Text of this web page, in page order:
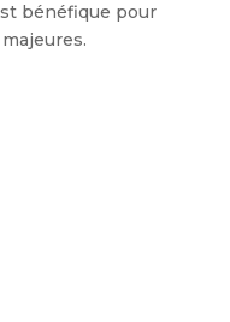
bénéfique pour